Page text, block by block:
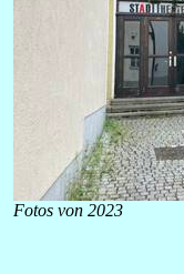
Fotos von 2023